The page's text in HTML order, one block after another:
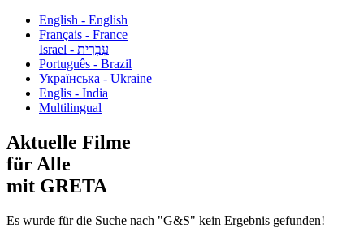
English - English
Français - France
עִבְרִית - Israel
Português - Brazil
Українська - Ukraine
Englis - India
Multilingual
Aktuelle Filme
für Alle
mit GRETA
Es wurde für die Suche nach "G&S" kein Ergebnis gefunden!